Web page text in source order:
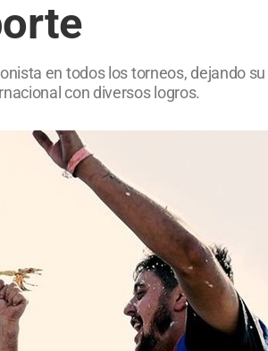
en todos los torneos, dejando
con diversos logros.